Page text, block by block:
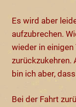
Es wird aber
aufzubrechen.
wieder in einigen
zurückzukehren.
bin ich aber,
Bei der Fahrt